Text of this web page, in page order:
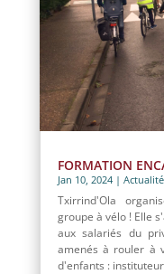
FORMATION
Jan 10, 2024|
Txirrind'Ola
groupe à vélo ! Elle
aux salariés du
amenés à rouler à
d'enfants :